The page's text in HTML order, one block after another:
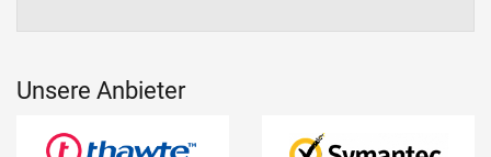
Unsere Anbieter